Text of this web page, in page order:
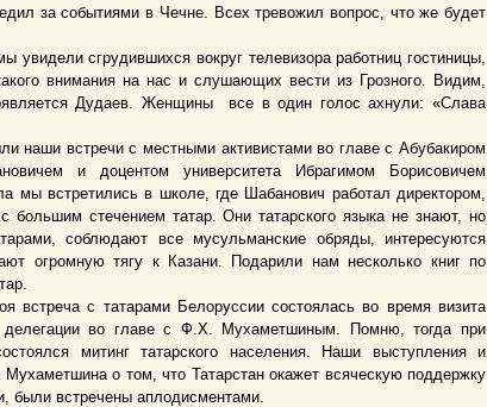
за событиями в Чечне. Всех тревожил вопрос, что же будет
сгрудившихся вокруг телевизора работниц гостиницы,
внимания на нас и слушающих вести из Грозного. Видим,
Дудаев. Женщины все в один голос ахнули: «Слава
наши встречи с местными активистами во главе с Абубакиром
и доцентом университета Ибрагимом Борисовичем
мы встретились в школе, где Шабанович работал директором,
большим стечением татар. Они татарского языка не знают, но
соблюдают все мусульманские обряды, интересуются
огромную тягу к Казани. Подарили нам несколько книг по
с татарами Белоруссии состоялась во время визита
делегации во главе с Ф.Х. Мухаметшиным. Помню, тогда при
митинг татарского населения. Наши выступления и
Мухаметшина о том, что Татарстан окажет всяческую поддержку
были встречены аплодисментами.